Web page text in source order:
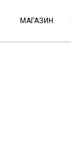
МАГАЗИН